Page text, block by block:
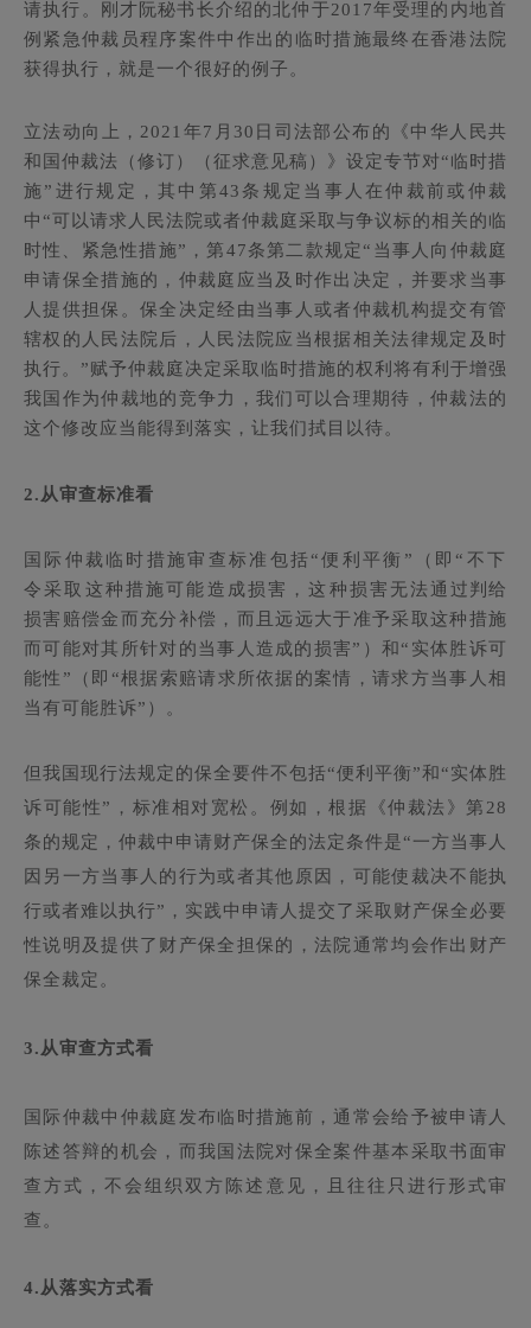
请执行。刚才阮秘书长介绍的北仲于2017年受理的内地首
例紧急仲裁员程序案件中作出的临时措施最终在香港法院
获得执行，就是一个很好的例子。
立法动向上，2021年7月30日司法部公布的《中华人民共
和国仲裁法（修订）（征求意见稿）》设定专节对“临时措
施”进行规定，其中第43条规定当事人在仲裁前或仲裁
中“可以请求人民法院或者仲裁庭采取与争议标的相关的临
时性、紧急性措施”，第47条第二款规定“当事人向仲裁庭
申请保全措施的，仲裁庭应当及时作出决定，并要求当事
人提供担保。保全决定经由当事人或者仲裁机构提交有管
辖权的人民法院后，人民法院应当根据相关法律规定及时
执行。”赋予仲裁庭决定采取临时措施的权利将有利于增强
我国作为仲裁地的竞争力，我们可以合理期待，仲裁法的
这个修改应当能得到落实，让我们拭目以待。
2. 从审查标准看
国际仲裁临时措施审查标准包括“便利平衡”（即“不下
令采取这种措施可能造成损害，这种损害无法通过判给
损害赔偿金而充分补偿，而且远远大于准予采取这种措施
而可能对其所针对的当事人造成的损害”）和“实体胜诉可
能性”（即“根据索赔请求所依据的案情，请求方当事人相
当有可能胜诉”）。
但我国现行法规定的保全要件不包括“便利平衡”和“实体胜
诉可能性”，标准相对宽松。例如，根据《仲裁法》第28
条的规定，仲裁中申请财产保全的法定条件是“一方当事人
因另一方当事人的行为或者其他原因，可能使裁决不能执
行或者难以执行”，实践中申请人提交了采取财产保全必要
性说明及提供了财产保全担保的，法院通常均会作出财产
保全裁定 。
3. 从审查方式看
国际仲裁中仲裁庭发布临时措施前，通常会给予被申请人
陈述答辩的机会，而我国法院对保全案件基本采取书面审
查方式，不会组织双方陈述意见，且往往只进行形式审
查。
4.从落实方式看